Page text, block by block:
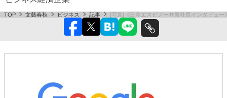
TOP 文藝春秋 ビジネス 記事 [写真]《日産エスピノーサ新社長インタビュ